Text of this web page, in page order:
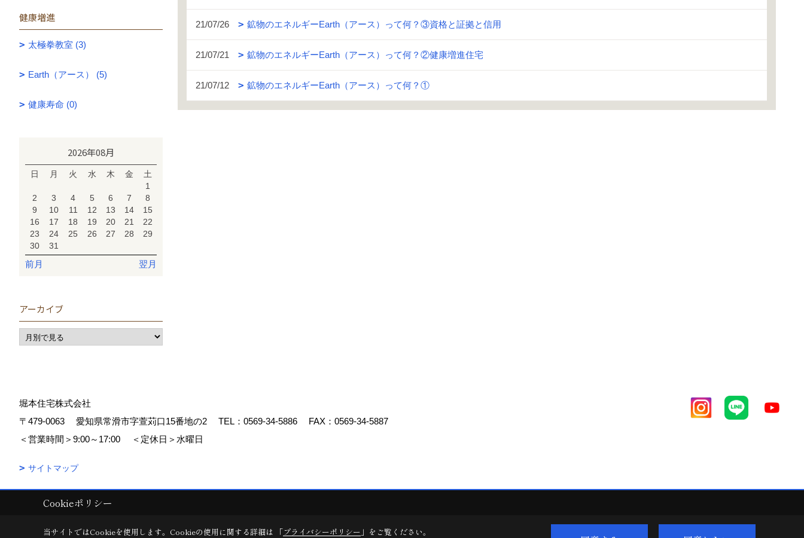
21/07/26 鉱物のエネルギーEarth（アース）って何？③資格と証拠と信用
21/07/21 鉱物のエネルギーEarth（アース）って何？②健康増進住宅
21/07/12 鉱物のエネルギーEarth（アース）って何？①
健康増進
太極拳教室 (3)
Earth（アース） (5)
健康寿命 (0)
2026年08月
日 月 火 水 木 金
土
1
2
3 4 5 6 7
8
9
10 11 12 13 14
15
16
17 18 19 20 21
22
23
24 25 26 27 28
29
30
31
前月 翌月
アーカイブ
堀本住宅株式会社
〒479-0063
愛知県常滑市字萱苅口15番地の2 TEL： 0569-34-5886
FAX：0569-34-5887
＜営業時間＞9:00～17:00
＜定休日＞水曜日
サイトマップ
Copyright (c) 堀本住宅株式会社. All Rights Reserved.
Cookieポリシー
当サイトではCookieを使用します。 Cookieの使用に関する詳細は 「プライバシーポリシー 」をご覧ください。